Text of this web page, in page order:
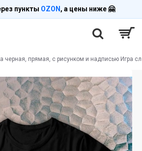
пункты OZON , а цены ниже 🤗
черная, прямая, с рисунком и надписью Игра